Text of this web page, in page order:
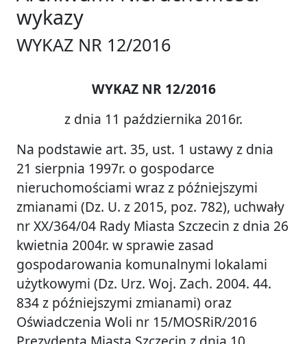
wykazy
WYKAZ NR 12/2016
WYKAZ NR 12/2016
z dnia 11 października 2016r.
Na podstawie art. 35, ust. 1 ustawy z dnia
21 sierpnia 1997r. o gospodarce
nieruchomościami wraz z późniejszymi
zmianami (Dz. U. z 2015, poz. 782), uchwały
nr XX/364/04 Rady Miasta Szczecin z dnia 26
kwietnia 2004r. w sprawie zasad
gospodarowania komunalnymi lokalami
użytkowymi (Dz. Urz. Woj. Zach. 2004. 44.
834 z późniejszymi zmianami) oraz
Oświadczenia Woli nr 15/MOSRiR/2016